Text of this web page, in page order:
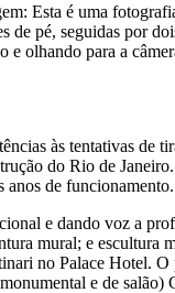
Esta é uma
de pé, seguidas por
e olhando para a
às tentativas de
do Rio de
anos de funcionamento.
e dando voz a
mural; e escultura
no Palace Hotel. O
e de